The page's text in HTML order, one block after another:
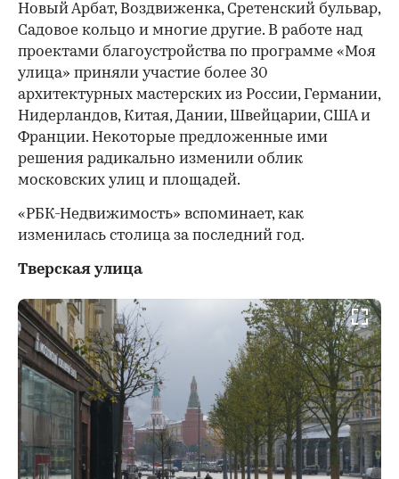
Новый Арбат, Воздвиженка, Сретенский бульвар,
Садовое кольцо и многие другие. В работе над
проектами благоустройства по программе «Моя
улица» приняли участие более 30
архитектурных мастерских из России, Германии,
Нидерландов, Китая, Дании, Швейцарии, США и
Франции. Некоторые предложенные ими
решения радикально изменили облик
московских улиц и площадей.
«РБК-Недвижимость» вспоминает, как
изменилась столица за последний год.
Тверская улица